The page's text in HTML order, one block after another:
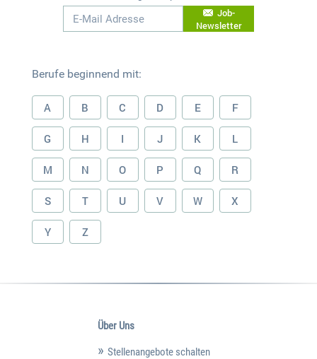
Job-
Newsletter
Berufe beginnend mit:
A B C D E F
G H I J K L
M N O P Q R
S T U V W X
Y Z
Über Uns
Stellenangebote schalten